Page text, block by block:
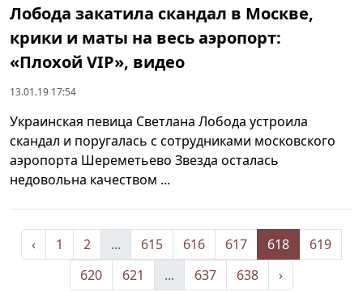
Лобода закатила скандал в Москве,
крики и маты на весь аэропорт:
«Плохой VIP», видео
13.01.19 17:54
Украинская певица Светлана Лобода устроила
скандал и поругалась с сотрудниками московского
аэропорта Шереметьево Звезда осталась
недовольна качеством ...
‹ 1 2 ... 615 616 617 618
619
620
621 ... 637 638 ›